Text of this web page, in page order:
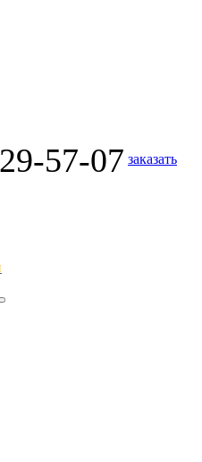
57-07 заказать